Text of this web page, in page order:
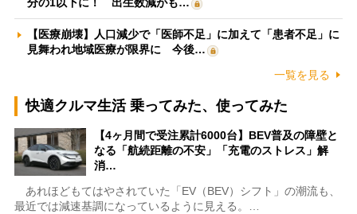
分の1以下に！ 出生数減がも…
【医療崩壊】人口減少で「医師不足」に加えて「患者不足」に
見舞われ地域医療が限界に 今後…
一覧を見る
快適クルマ生活 乗ってみた、使ってみた
【4ヶ月間で受注累計6000台】BEV普及の障壁と
なる「航続距離の不安」「充電のストレス」解
消…
あれほどもてはやされていた「EV（BEV）シフト」の潮流も、
最近では減速基調になっているように見える。…